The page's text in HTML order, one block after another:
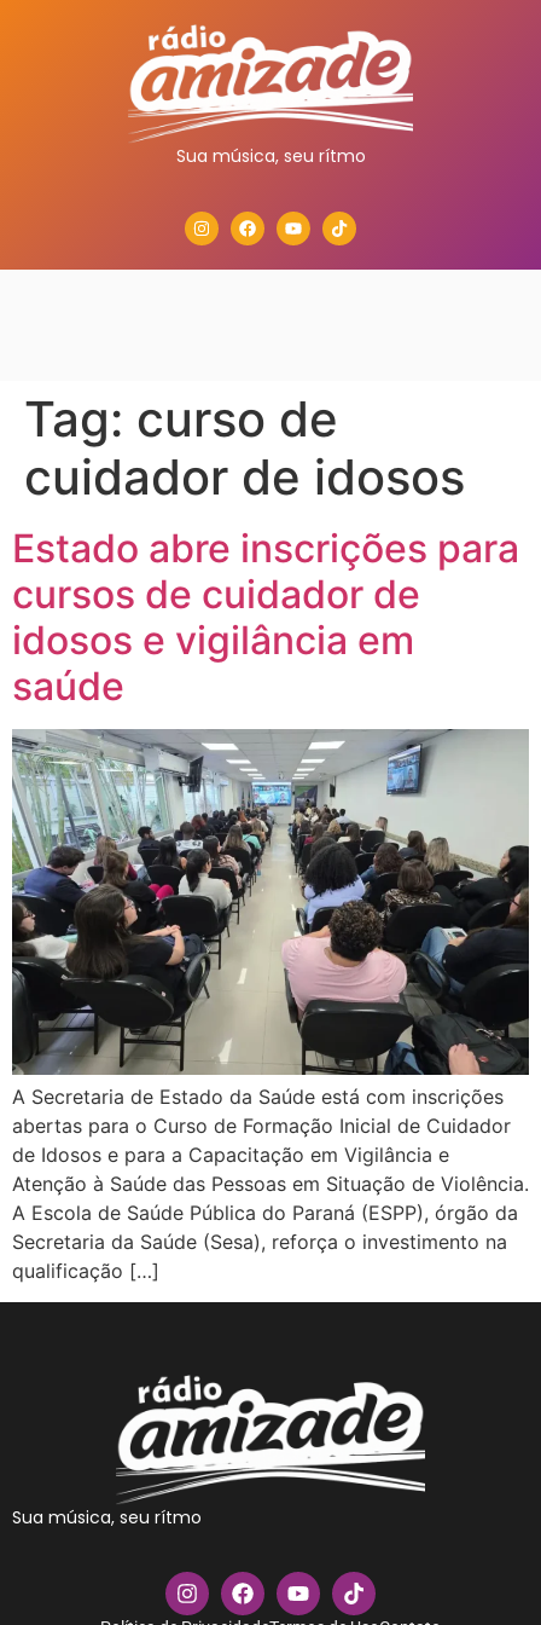
Sua música, seu rítmo
Tag: curso de
cuidador de idosos
Estado abre inscrições para
cursos de cuidador de
idosos e vigilância em
saúde
A Secretaria de Estado da Saúde está com inscrições
abertas para o Curso de Formação Inicial de Cuidador
de Idosos e para a Capacitação em Vigilância e
Atenção à Saúde das Pessoas em Situação de Violência.
A Escola de Saúde Pública do Paraná (ESPP), órgão da
Secretaria da Saúde (Sesa), reforça o investimento na
qualificação […]
Sua música, seu rítmo